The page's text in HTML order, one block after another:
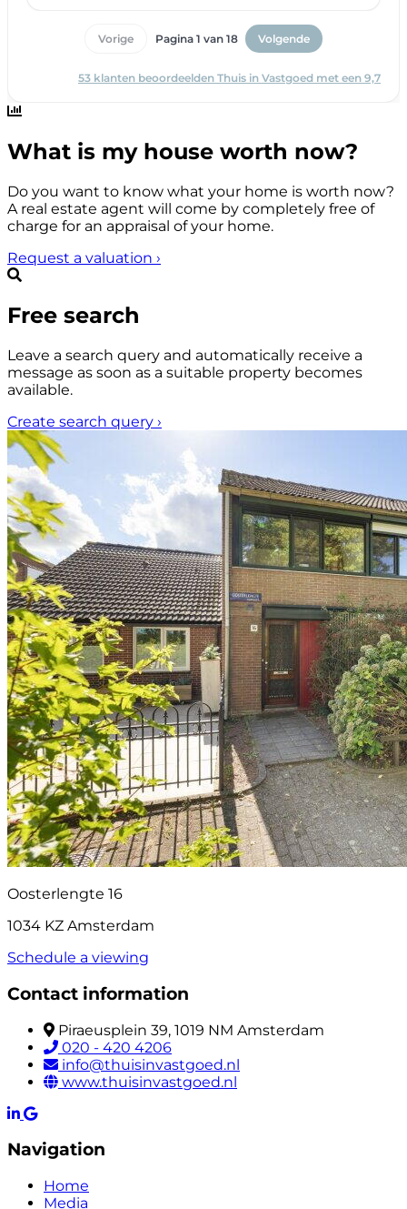
What is my house worth now?
Do you want to know what your home is worth now?
A real estate agent will come by completely free of
charge for an appraisal of your home.
Request a valuation ›
Free search
Leave a search query and automatically receive a
message as soon as a suitable property becomes
available.
Create search query ›
Oosterlengte 16
1034 KZ Amsterdam
Schedule a viewing
Contact information
Piraeusplein 39, 1019 NM Amsterdam
020 - 420 4206
info@thuisinvastgoed.nl
www.thuisinvastgoed.nl
Navigation
Home
Media